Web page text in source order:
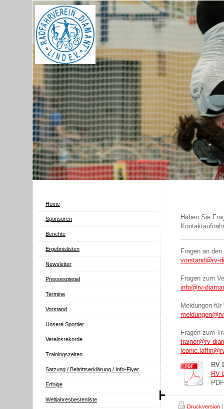
Home
Sponsoren
Berichte
Ergebnislisten
Newsletter
Pressespiegel
Termine
Vorstand
Unsere Sportler
Vereinsrekorde
Trainingszeiten
Satzung / Beitrittserklärung / Info-Flyer
Erfolge
Weltjahresbestenliste
Haben Sie
Fragen an
vorstand@rv-
Fragen zum
info@rv-
Meldungen
Fragen zum
trainer@rv-
RV
RV
Druckversion |